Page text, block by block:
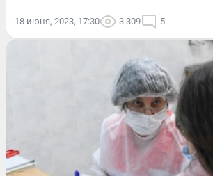
18 июня, 2023, 17:30 3 309 5